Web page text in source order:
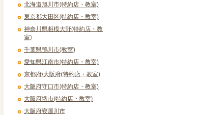
北海道旭川市(特約店・教室)
東京都大田区(特約店・教室)
神奈川県相模大野(特約店・教
室)
千葉県鴨川市(教室)
愛知県江南市(特約店・教室)
京都府/大阪府(特約店・教室)
大阪府守口市(特約店・教室)
大阪府堺市(特約店・教室)
大阪府寝屋川市